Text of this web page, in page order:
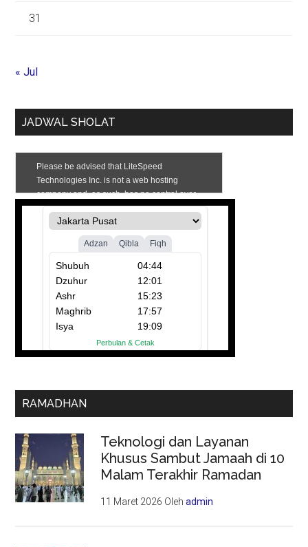
31
« Jul
JADWAL SHOLAT
RAMADHAN
Teknologi dan Layanan
Khusus Sambut Jamaah di 10
Malam Terakhir Ramadan
11 Maret 2026 Olehadmin